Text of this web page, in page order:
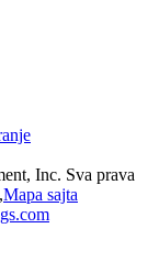
Inc. Sva prava
,Mapa sajta